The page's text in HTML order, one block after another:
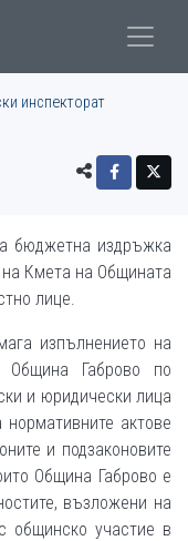
инспекторат
бюджетна издръжка
Кмета на Общината
лице.
изпълнението на
Община Габрово по
и юридически лица
актове
и подзаконовите
Община Габрово е
възложени на
общинско участие в